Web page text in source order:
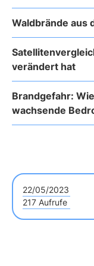
Waldbrände aus
verändert hat
Brandgefahr:
wachsende
22/05/2023
217 Aufrufe